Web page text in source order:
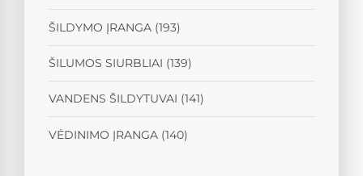
ŠILDYMO ĮRANGA (193)
ŠILUMOS SIURBLIAI (139)
VANDENS ŠILDYTUVAI (141)
VĖDINIMO ĮRANGA (140)